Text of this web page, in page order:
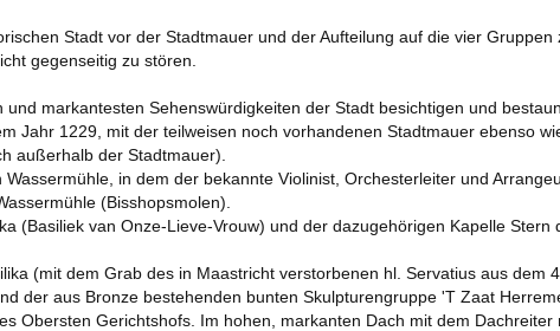
ARCHIV 2014
ARCHIV 2013
ARCHIV 2012
Stadt vor der Stadtmauer und der Aufteilung auf die vier
gegenseitig zu stören.
markantesten Sehenswürdigkeiten der Stadt besichtigen und
Jahr 1229, mit der teilweisen noch vorhandenen Stadtmauer ebenso
außerhalb der Stadtmauer).
in dem der bekannte Violinist, Orchesterleiter und
(Bisshopsmolen).
(Basiliek van Onze-Lieve-Vrouw) und der dazugehörigen Kapelle Stern
(mit dem Grab des in Maastricht verstorbenen hl. Servatius aus dem
der aus Bronze bestehenden bunten Skulpturengruppe 'T Zaat
Obersten Gerichtshofs. Im hohen, markanten Dach mit dem